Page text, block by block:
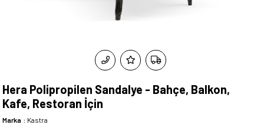
Hera Polipropilen Sandalye - Bahçe, Balkon,
Kafe, Restoran İçin
Marka : Kastra